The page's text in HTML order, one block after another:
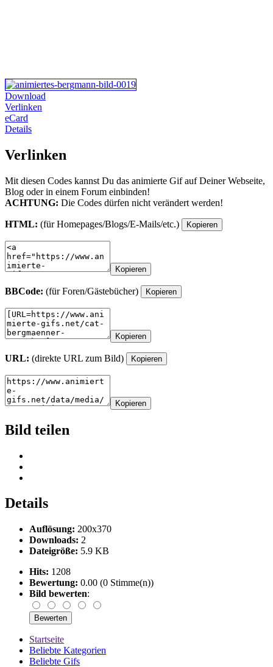
Download
Verlinken
eCard
Details
Verlinken
Mit diesen Codes kannst Du das animierte Gif auf Deiner Webseite,
Blog oder in einem Forum einbinden!
ACHTUNG: Die Codes dürfen nicht verändert werden!
HTML: (für Homepages/Blogs/E-Mails/etc.) Kopieren
Kopieren
BBCode: (für Foren/Gästebücher) Kopieren
Kopieren
URL: (direkte URL zum Bild) Kopieren
Kopieren
Bild teilen
Details
Auflösung: 200x370
Downloads: 2
Dateigröße: 5.9 KB
Hits: 1208
Bewertung: 0.00 (0 Stimme(n))
Bild bewerten:
Startseite
Beliebte Kategorien
Beliebte Gifs